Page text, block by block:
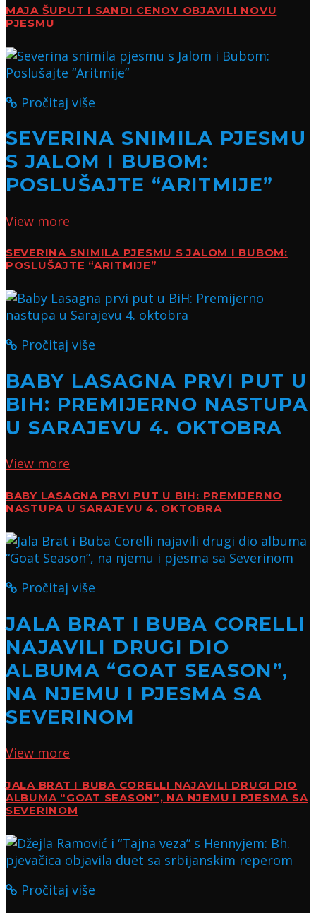
MAJA ŠUPUT I SANDI CENOV OBJAVILI NOVU
PJESMU
Pročitaj više
SEVERINA SNIMILA PJESMU
S JALOM I BUBOM:
POSLUŠAJTE “ARITMIJE”
View more
SEVERINA SNIMILA PJESMU S JALOM I BUBOM:
POSLUŠAJTE “ARITMIJE”
Pročitaj više
BABY LASAGNA PRVI PUT U
BIH: PREMIJERNO NASTUPA
U SARAJEVU 4. OKTOBRA
View more
BABY LASAGNA PRVI PUT U BIH: PREMIJERNO
NASTUPA U SARAJEVU 4. OKTOBRA
Pročitaj više
JALA BRAT I BUBA CORELLI
NAJAVILI DRUGI DIO
ALBUMA “GOAT SEASON”,
NA NJEMU I PJESMA SA
SEVERINOM
View more
JALA BRAT I BUBA CORELLI NAJAVILI DRUGI DIO
ALBUMA “GOAT SEASON”, NA NJEMU I PJESMA SA
SEVERINOM
Pročitaj više